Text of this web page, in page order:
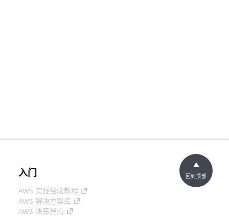
入门
AWS 实践经验教程
AWS 解决方案库
AWS 决策指南
回到顶部